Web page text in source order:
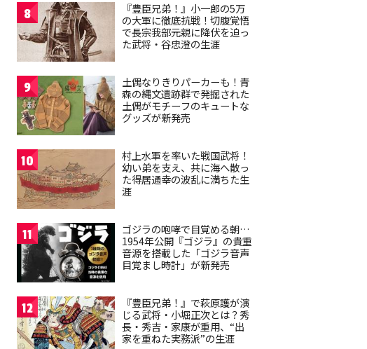
8
『豊臣兄弟！』小一郎の5万
の大軍に徹底抗戦！切腹覚悟
で長宗我部元親に降伏を迫っ
た武将・谷忠澄の生涯
9
土偶なりきりパーカーも！青
森の縄文遺跡群で発掘された
土偶がモチーフのキュートな
グッズが新発売
10
村上水軍を率いた戦国武将！
幼い弟を支え、共に海へ散っ
た得居通幸の波乱に満ちた生
涯
11
ゴジラの咆哮で目覚める朝…
1954年公開『ゴジラ』の貴重
音源を搭載した「ゴジラ音声
目覚まし時計」が新発売
12
『豊臣兄弟！』で萩原護が演
じる武将・小堀正次とは？秀
長・秀吉・家康が重用、“出
家を重ねた実務派”の生涯